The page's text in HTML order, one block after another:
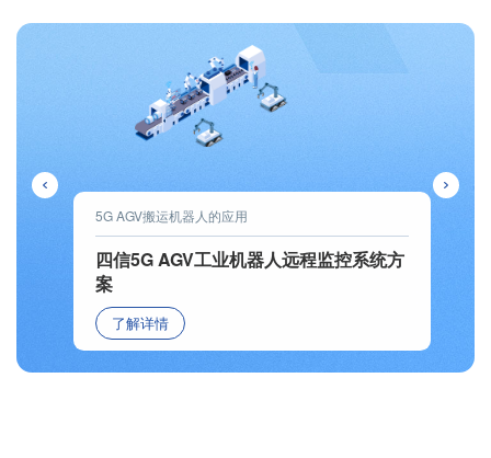
5G AGV搬运机器人的应用
四信5G AGV工业机器人远程监控系统方
案
了解详情